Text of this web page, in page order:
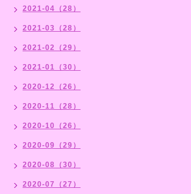
2021-04（28）
2021-03（28）
2021-02（29）
2021-01（30）
2020-12（26）
2020-11（28）
2020-10（26）
2020-09（29）
2020-08（30）
2020-07（27）